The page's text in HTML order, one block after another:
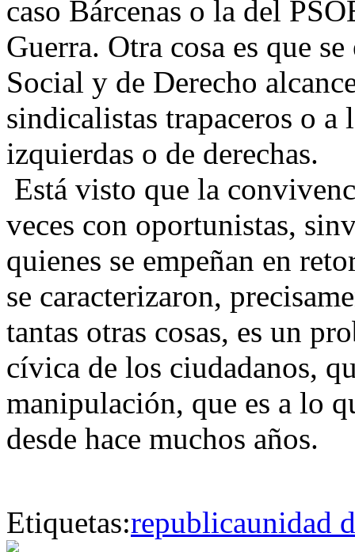
caso Bárcenas o la del
Guerra. Otra cosa es que
Social y de Derecho
sindicalistas trapaceros o
izquierdas o de derechas.
Está visto que la
veces con oportunistas,
quienes se empeñan en
se caracterizaron,
tantas otras cosas, es un
cívica de los ciudadanos,
manipulación, que es a lo
desde hace muchos años.
Etiquetas:republicaunidad